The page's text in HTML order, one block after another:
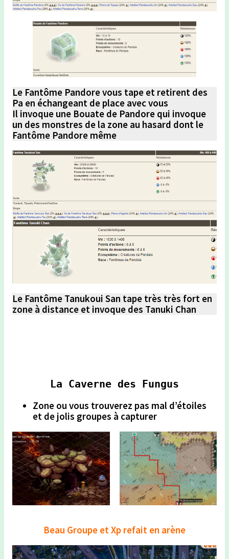
Le Fantôme Pandore vous tape et retirent des
Pa en échangeant de place avec vous
Il invoque une Bouate de Pandore qui invoque
un des monstres de la zone au hasard dont le
Fantôme Pandore même
Le Fantôme Tanukoui San tape très très fort en
zone à distance et invoque des Tanuki Chan
La Caverne des Fungus
Zone ou vous trouverez pas mal d’étoiles
et de jolis groupes à capturer
Beau Groupe et Xp refait en arène